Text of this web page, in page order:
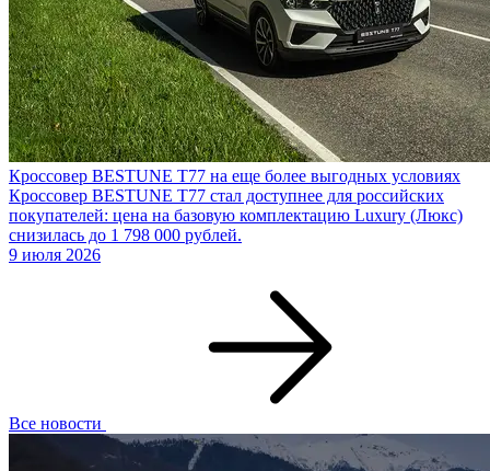
Кроссовер BESTUNE T77 на еще более выгодных условиях
Кроссовер BESTUNE T77 стал доступнее для российских
покупателей: цена на базовую комплектацию Luxury (Люкс)
снизилась до 1 798 000 рублей.
9 июля 2026
Все новости